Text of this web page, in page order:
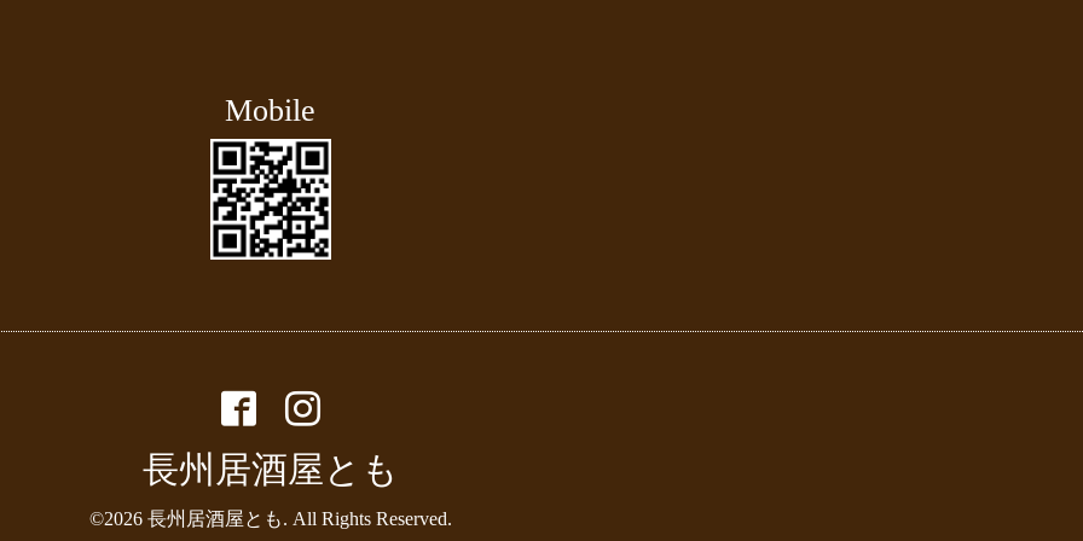
Mobile
長州居酒屋とも
©2026 長州居酒屋とも. All Rights Reserved.